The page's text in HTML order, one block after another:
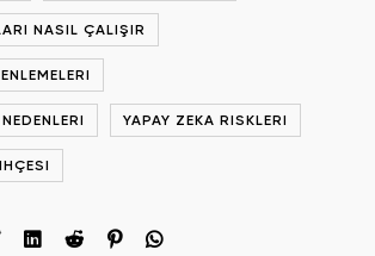
NASIL ÇALIŞIR
YAPAY ZEKA RISKLERI